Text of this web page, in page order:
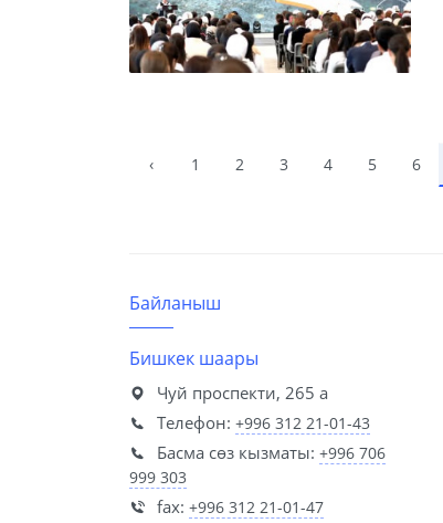
‹ 1 2 3 4 5 6
Байланыш
Бишкек шаары
Чуй проспекти, 265 а
Телефон: +996 312 21-01-43
Басма сөз кызматы: +996 706
999 303
fax: +996 312 21-01-47